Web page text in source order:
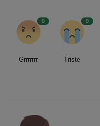
0
Grrrrrrr
0
Triste